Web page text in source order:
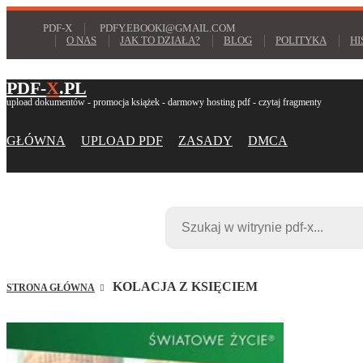
PDF-X
PDFY.EBOOKI@GMAIL.COM
O NAS
JAK TO DZIAŁA? BLOG POLITYKA
PDF-X.PL
upload dokumentów - promocja książek - darmowy hosting pdf - czytaj fragmenty
GŁÓWNA UPLOAD PDF ZASADY DMCA
STRONA GŁÓWNA KOLACJA Z KSIĘCIEM